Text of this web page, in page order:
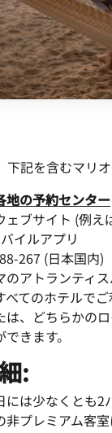
記を含むマリ
地の予約センター
ブサイト (例え
イルアプリ
267 (日本国内)
のアトランティ
てのホテルでご
は、どちらかの
きます。
:
は少なくとも2
プレミアム客